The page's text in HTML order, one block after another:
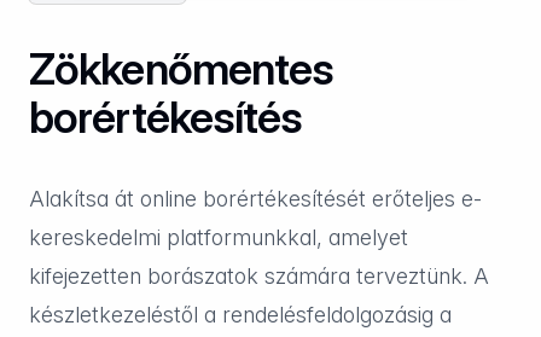
Zökkenőmentes
borértékesítés
Alakítsa át online borértékesítését erőteljes e-
kereskedelmi platformunkkal, amelyet
kifejezetten borászatok számára terveztünk. A
készletkezeléstől a rendelésfeldolgozásig a